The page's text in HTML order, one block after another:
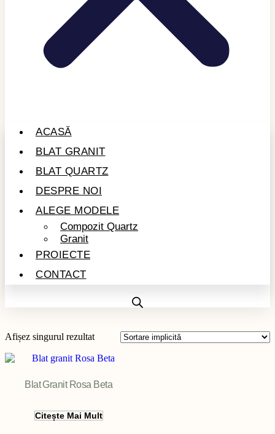
ACASĂ
BLAT GRANIT
BLAT QUARTZ
DESPRE NOI
ALEGE MODELE
Compozit Quartz
Granit
PROIECTE
CONTACT
Afișez singurul rezultat
Blat Granit Rosa Beta
Citește Mai Mult